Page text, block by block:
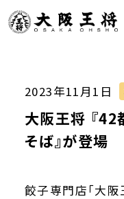
2023年11月1日
大阪王将 『
そば』が登場
餃子専門店「大阪